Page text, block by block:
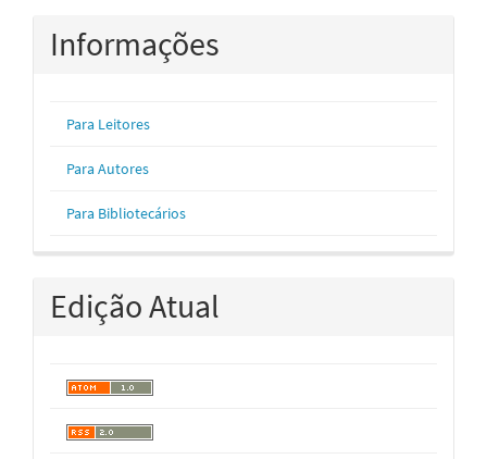
Informações
Para Leitores
Para Autores
Para Bibliotecários
Edição Atual